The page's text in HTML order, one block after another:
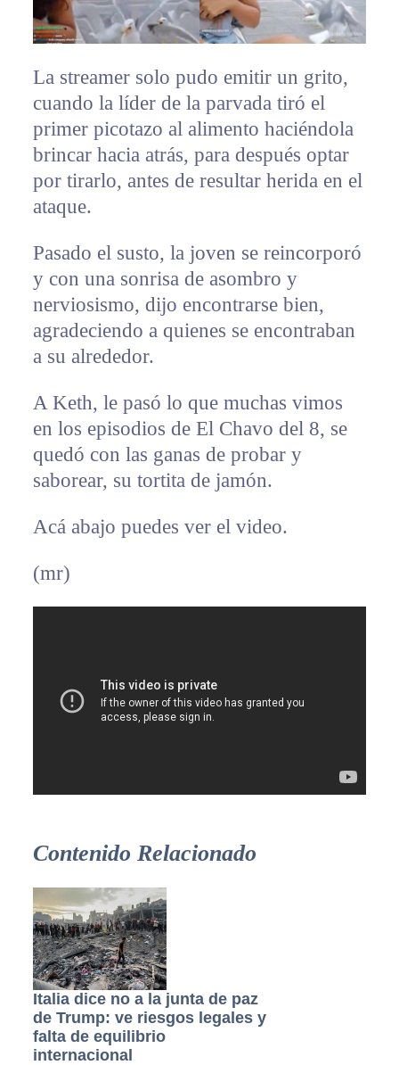
La streamer solo pudo emitir un grito,
cuando la líder de la parvada tiró el
primer picotazo al alimento haciéndola
brincar hacia atrás, para después optar
por tirarlo, antes de resultar herida en el
ataque.
Pasado el susto, la joven se reincorporó
y con una sonrisa de asombro y
nerviosismo, dijo encontrarse bien,
agradeciendo a quienes se encontraban
a su alrededor.
A Keth, le pasó lo que muchas vimos
en los episodios de El Chavo del 8, se
quedó con las ganas de probar y
saborear, su tortita de jamón.
Acá abajo puedes ver el video.
(mr)
Contenido Relacionado
Italia dice no a la junta de paz
de Trump: ve riesgos legales y
falta de equilibrio
internacional